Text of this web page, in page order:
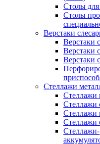
Столы
Столы
Верстаки
Верстаки
Верстаки
Стеллажи
Стеллажи-